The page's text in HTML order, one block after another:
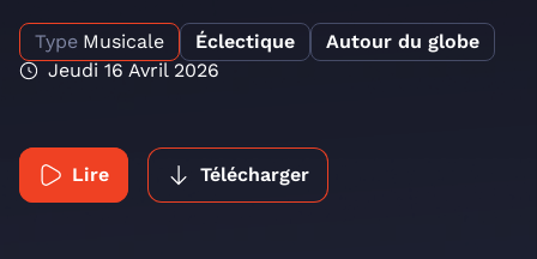
Type Musicale Éclectique
Autour du globe
Jeudi 16 Avril 2026
Lire Télécharger